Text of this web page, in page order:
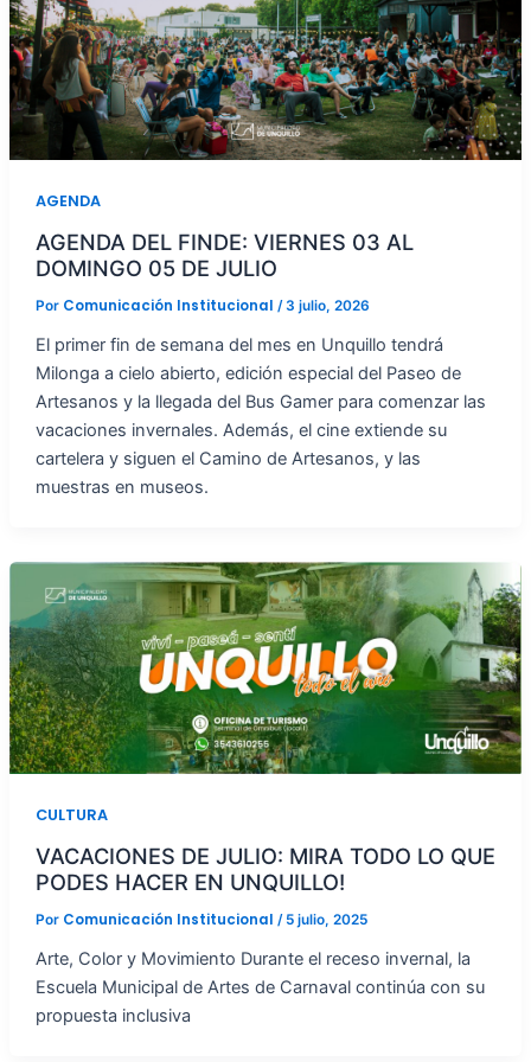
AGENDA
AGENDA DEL FINDE: VIERNES 03 AL
DOMINGO 05 DE JULIO
Por Comunicación Institucional /3 julio, 2026
El primer fin de semana del mes en Unquillo tendrá
Milonga a cielo abierto, edición especial del Paseo de
Artesanos y la llegada del Bus Gamer para comenzar las
vacaciones invernales. Además, el cine extiende su
cartelera y siguen el Camino de Artesanos, y las
muestras en museos.
CULTURA
VACACIONES DE JULIO: MIRA TODO LO QUE
PODES HACER EN UNQUILLO!
Por Comunicación Institucional / 5 julio, 2025
Arte, Color y Movimiento Durante el receso invernal, la
Escuela Municipal de Artes de Carnaval continúa con su
propuesta inclusiva